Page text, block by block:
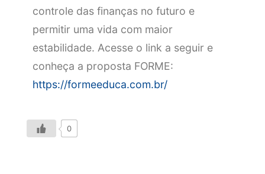
controle das finanças no futuro e
permitir uma vida com maior
estabilidade. Acesse o link a seguir e
conheça a proposta FORME:
https://formeeduca.com.br/
0